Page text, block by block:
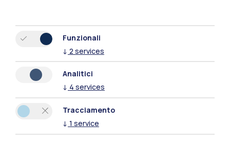
Xi'an
Naviga il sito
Funzionali
↓ 2 services
Analitici
↓ 4 services
Tracciamento
↓ 1 service